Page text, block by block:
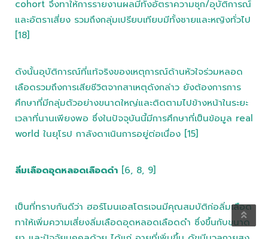
cohort จึงทาให้การรายงานผลมีทั้งอัตราความชุก/อุบัติการณ์
และอัตราเสี่ยง รวมถึงกลุ่มเปรียบเทียบมีทั้งชายและหญิงทั่วไป
[18]
ดังนั้นอุบัติการณ์ที่แท้จริงของเหตุการณ์ด้านหัวใจร่วมหลอด
เลือดรวมถึงการเสียชีวิตจากสาเหตุดังกล่าว ยังต้องการการ
ศึกษาที่มีกลุ่มตัวอย่างขนาดใหญ่และติดตามไปข้างหน้าในระยะ
เวลาที่นานเพียงพอ ซึ่งในปัจจุบันนี้มีการศึกษาที่เป็นข้อมูล real
world ในยุโรป กาลังดาเนินการอยู่ต่อเนื่อง [15]
ลิ่มเลือดอุดหลอดเลือดดำ [6, 8, 9]
เป็นที่ทราบกันดีว่า ฮอร์โมนเอสโตรเจนมีคุณสมบัติก่อลิ่มเลือด
ทาให้เพิ่มความเสี่ยงลิ่มเลือดอุดหลอดเลือดดำ ซึ่งขึ้นกับขนาด